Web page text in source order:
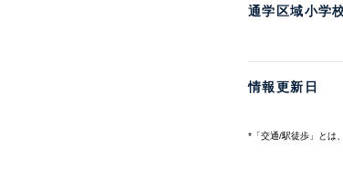
通学区域小学
情報更新日
*「交通/駅徒歩」とは